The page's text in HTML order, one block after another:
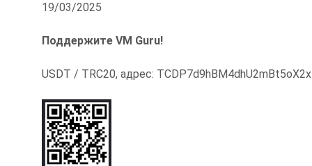
19/03/2025
Поддержите VM Guru!
USDT / TRC20, адрес: